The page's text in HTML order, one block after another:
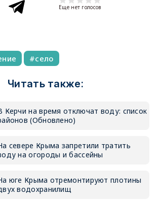
Еще нет голосов
село
Читать также:
Керчи на время отключат воду: список
(Обновлено)
севере Крыма запретили тратить
на огороды и бассейны
юге Крыма отремонтируют плотины
водохранилищ